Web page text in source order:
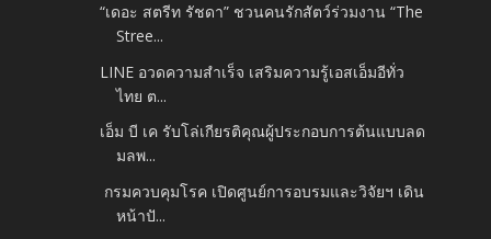
“เดอะ สตรีท รัชดา” ชวนคนรักสัตว์ร่วมงาน “The
Stree...
LINE อวดความสำเร็จ เสริมความรู้เอสเอ็มอีทั่ว
ไทย ต...
เอ็ม บี เค รับโล่เกียรติคุณผู้ประกอบการต้นแบบลด
มลพ...
กรมควบคุมโรค เปิดศูนย์การอบรมและวิจัยฯ เดิน
หน้าปั...